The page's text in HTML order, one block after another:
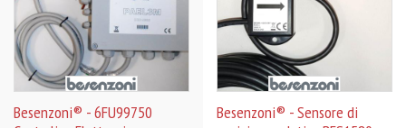
Besenzoni® - 6FU99750
Besenzoni® - Sensore di